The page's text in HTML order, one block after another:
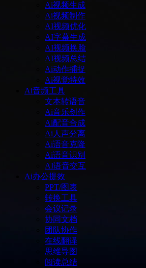
Ai视频生成
Ai视频制作
AI视频优化
AI字幕生成
AI视频换脸
AI视频总结
Ai动作捕捉
Ai视觉特效
Ai音频工具
文本转语音
Ai音乐创作
Ai配音合成
Ai人声分离
Ai语音克隆
Ai语音识别
AI语音交互
Ai办公提效
PPT/图表
转换工具
会议记录
协同文档
团队协作
在线翻译
思维导图
阅读总结